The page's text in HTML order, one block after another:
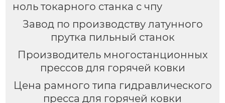
ноль токарного станка с чпу
Завод по производству латунного
прутка пильный станок
Производитель многостанционных
прессов для горячей ковки
Цена рамного типа гидравлического
пресса для горячей ковки